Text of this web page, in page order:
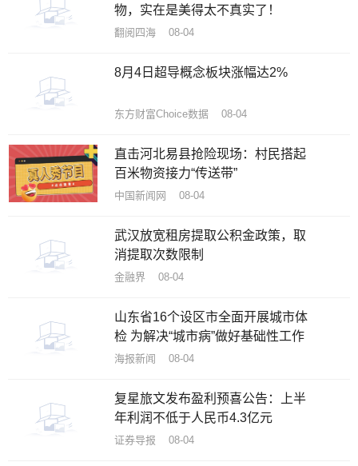
物，实在是美得太不真实了！
翻阅四海 08-04
8月4日超导概念板块涨幅达2%
东方财富Choice数据 08-04
直击河北易县抢险现场：村民搭起
百米物资接力“传送带”
中国新闻网 08-04
武汉放宽租房提取公积金政策，取
消提取次数限制
金融界 08-04
山东省16个设区市全面开展城市体
检 为解决“城市病”做好基础性工作
海报新闻 08-04
复星旅文发布盈利预喜公告：上半
年利润不低于人民币4.3亿元
证券导报 08-04